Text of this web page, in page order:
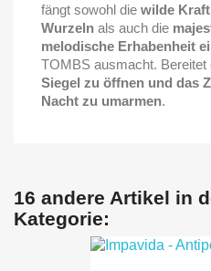
fängt sowohl die wilde
Wurzeln als auch die
melodische Erhabenheit
TOMBS ausmacht. Bereitet
Siegel zu öffnen und das
Nacht zu umarmen.
16 andere Artikel in
Kategorie: